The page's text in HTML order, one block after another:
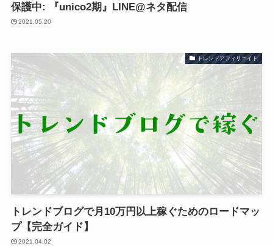
保護中: 『unico2期』LINE@ネタ配信
2021.05.20
トレンドアフィリエイト
トレンドブログで月10万円以上稼ぐためのロードマッ
プ【完全ガイド】
2021.04.02